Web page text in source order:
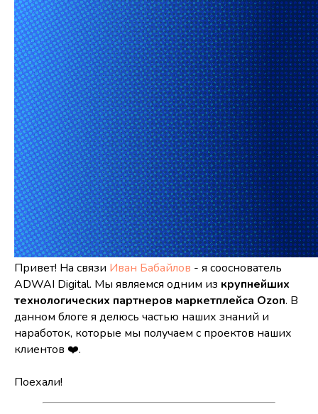
Привет! На связи Иван Бабайлов - я сооснователь
ADWAI Digital. Мы являемся одним из крупнейших
технологических партнеров маркетплейса Ozon. В
данном блоге я делюсь частью наших знаний и
наработок, которые мы получаем с проектов наших
клиентов ❤️.
Поехали!